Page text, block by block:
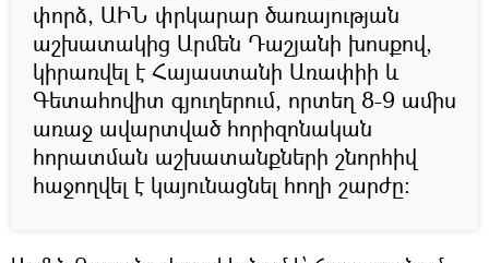
փորձ, ԱԻՆ փրկարար ծառայության
աշխատակից Արմեն Դաշյանի խոսքով,
կիրառվել է Հայաստանի Առափիի և
Գետահովիտ գյուղերում, որտեղ 8-9 ամիս
առաջ ավարտված հորիզոնական
հորատման աշխատանքների շնորհիվ
հաջողվել է կայունացնել հողի շարժը: